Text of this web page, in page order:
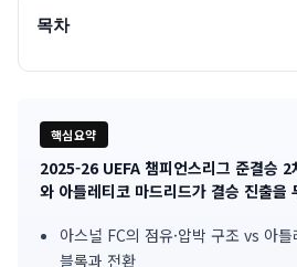
목차
핵심요약
기
2025-26 UEFA 챔피언스리그 준결승
와 아틀레티코 마드리드가 결승 진출을
아스널 FC의 점유·압박 구조 vs 아
블록과 전환